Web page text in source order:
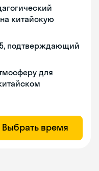
китайскую
5, подтверждающий
для
Выбрать время